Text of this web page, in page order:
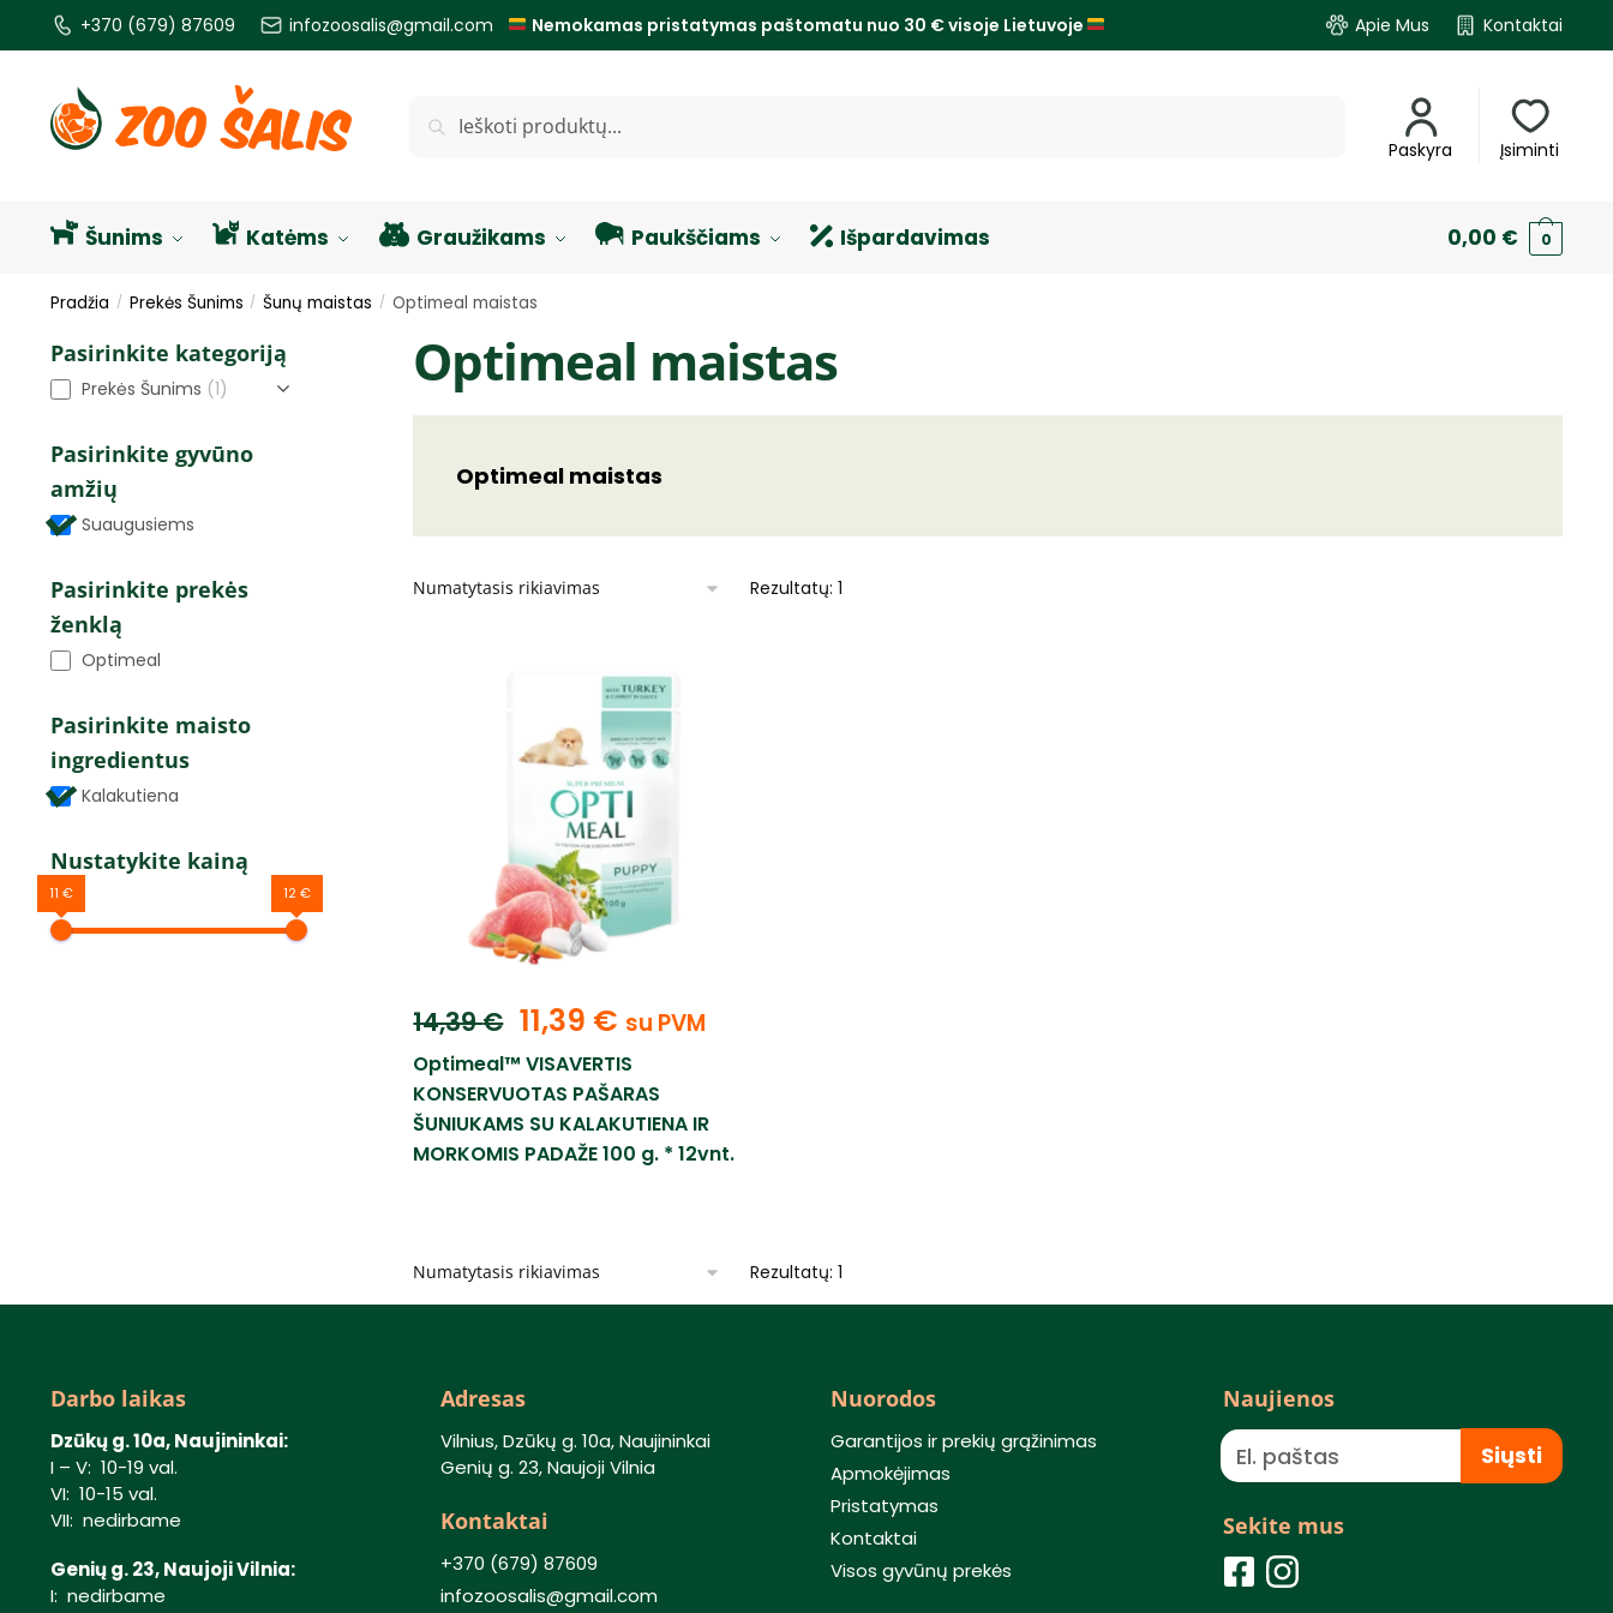
+370 (679) 87609 infozoosalis@gmail.com Nemokamas pristatymas paštomatu nuo 30 € visoje Lietuvoje Apie Mus Kontaktai
Paskyra Įsiminti
Šunims Katėms Graužikams Paukščiams Išpardavimas 0,00 € 0
Pradžia / Prekės Šunims / Šunų maistas / Optimeal maistas
Optimeal maistas
Optimeal maistas
Rezultatų: 1
14,39€ 11,39 € su PVM
Optimeal™ VISAVERTIS
KONSERVUOTAS PAŠARAS
ŠUNIUKAMS SU KALAKUTIENA IR
MORKOMIS PADAŽE 100 g. * 12vnt.
Rezultatų: 1
Pasirinkite kategoriją
Prekės Šunims (1)
Pasirinkite gyvūno
amžių
Suaugusiems
Pasirinkite prekės
ženklą
Optimeal
Pasirinkite maisto
ingredientus
Kalakutiena
Nustatykite kainą
11 € 12 €
Darbo laikas
Dzūkų g. 10a, Naujininkai:
I – V: 10-19 val.
VI: 10-15 val.
VII: nedirbame
Genių g. 23, Naujoji Vilnia:
I: nedirbame
Adresas
Vilnius, Dzūkų g. 10a, Naujininkai
Genių g. 23, Naujoji Vilnia
Kontaktai
+370 (679) 87609
infozoosalis@gmail.com
Nuorodos
Garantijos ir prekių grąžinimas
Apmokėjimas
Pristatymas
Kontaktai
Visos gyvūnų prekės
Naujienos
Siųsti
Sekite mus